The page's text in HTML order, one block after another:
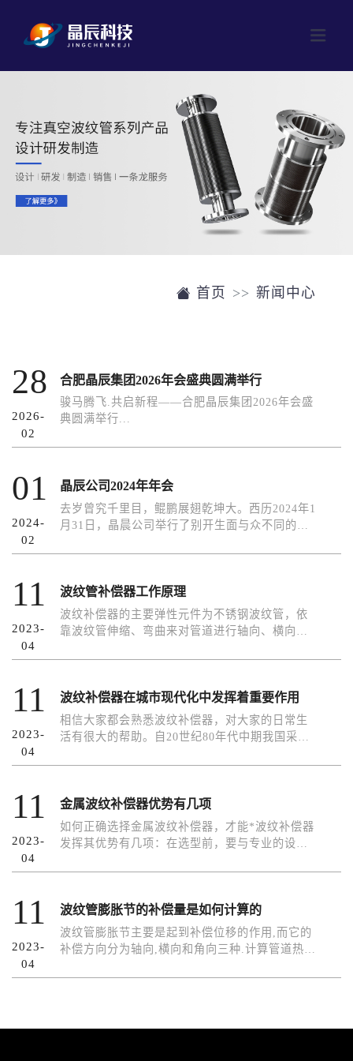
网站首页
产品中心
成型波纹管
焊接波纹管
磁流体
阀门
公司介绍
新闻中心
首页 新闻中心
28
2026-
02
合肥晶辰集团2026年会盛典圆满举行
骏马腾飞.共启新程——合肥晶辰集团2026年会盛
典圆满举行...
01
2024-
02
晶辰公司2024年年会
去岁曾究千里目，鲲鹏展翅乾坤大。西历2024年1
月31日，晶晨公司举行了别开生面与众不同的年
11
2023-
04
波纹管补偿器工作原理
波纹补偿器的主要弹性元件为不锈钢波纹管，依
靠波纹管伸缩、弯曲来对管道进行轴向、横向、
11
2023-
04
波纹补偿器在城市现代化中发挥着重要作用
相信大家都会熟悉波纹补偿器，对大家的日常生
活有很大的帮助。自20世纪80年代中期我国采用
11
2023-
04
金属波纹补偿器优势有几项
如何正确选择金属波纹补偿器，才能*波纹补偿器
发挥其优势有几项：在选型前，要与专业的设计
11
2023-
04
波纹管膨胀节的补偿量是如何计算的
波纹管膨胀节主要是起到补偿位移的作用,而它的
补偿方向分为轴向,横向和角向三种.计算管道热位